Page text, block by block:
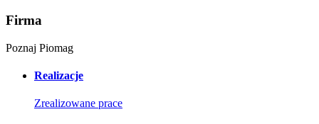
Firma
Poznaj Piomag
Realizacje
Zrealizowane prace